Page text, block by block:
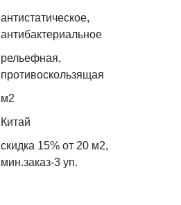
антистатическое,
антибактериальное
рельефная,
противоскользящая
м2
Китай
скидка 15% от 20 м2,
мин.заказ-3 уп.